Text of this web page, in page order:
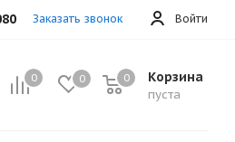
Войти
Заказать звонок
0 0 Корзина
пуста
0